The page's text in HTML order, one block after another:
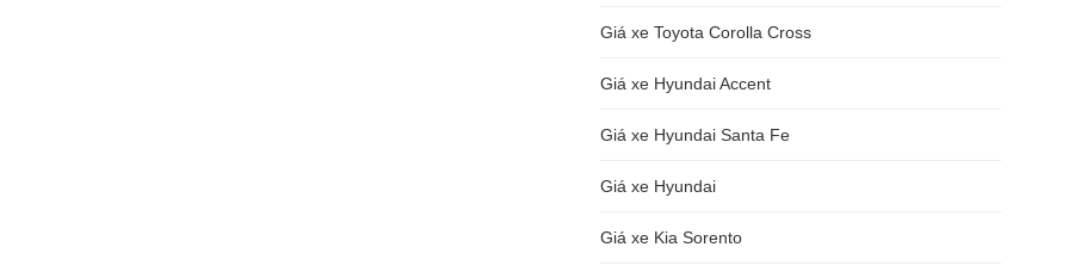
Giá xe Toyota Corolla Cross
Giá xe Hyundai Accent
Giá xe Hyundai Santa Fe
Giá xe Hyundai
Giá xe Kia Sorento